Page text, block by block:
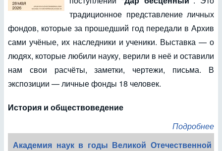
традиционное представление личных
фондов, которые за прошедший год передали в Архив
сами учёные, их наследники и ученики. Выставка — о
людях, которые любили науку, верили в неё и оставили
нам свои расчёты, заметки, чертежи, письма. В
экспозиции — личные фонды 18 человек.
История и обществоведение
Подробнее
Академия наук в годы Великой Отечественной